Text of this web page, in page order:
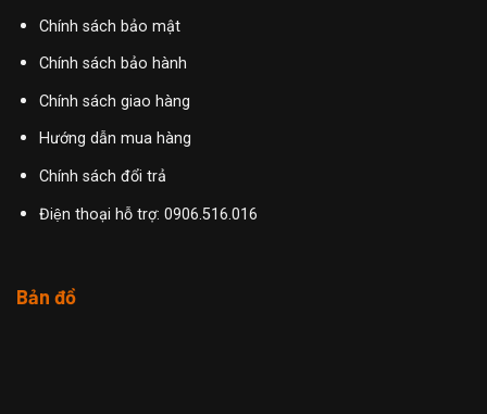
Chính sách bảo mật
Chính sách bảo hành
Chính sách giao hàng
Hướng dẫn mua hàng
Chính sách đổi trả
Điện thoại hỗ trợ: 0906.516.016
Bản đồ